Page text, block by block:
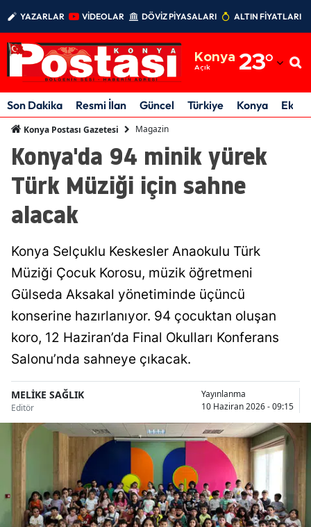
YAZARLAR VİDEOLAR DÖVİZ PİYASALARI ALTIN FİYATLARI
Konya
Açık 23°
Adıyaman
Afyonkarahisar
Amasya
Ankara
Aydın
Balıkesir
Bitlis
Bolu
Burdur
Bursa
Çanakkale
Son Dakika Resmi İlan Güncel Türkiye Konya
Konya Postası Gazetesi Magazin
Konya'da 94 minik yürek
Türk Müziği için sahne
alacak
Konya Selçuklu Keskesler Anaokulu Türk
Müziği Çocuk Korosu, müzik öğretmeni
Gülseda Aksakal yönetiminde üçüncü
konserine hazırlanıyor. 94 çocuktan oluşan
koro, 12 Haziran’da Final Okulları Konferans
Salonu’nda sahneye çıkacak.
MELİKE SAĞLIK
Editör
Yayınlanma
10 Haziran 2026 - 09:15